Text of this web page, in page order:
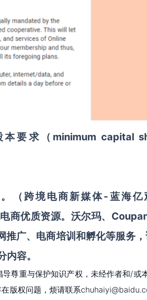
要求（minimum capital
（跨境电商新媒体-蓝海亿
商优质资源。 沃尔玛、
推广、电商培训和孵化等服务
内容。
尊重与保护知识产权，未经作者和/或
版权问题，烦请联系